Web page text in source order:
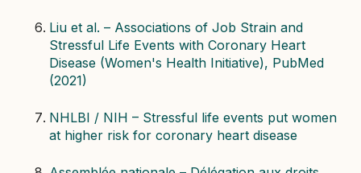
Liu et al. – Associations of Job Strain and
Stressful Life Events with Coronary Heart
Disease (Women's Health Initiative), PubMed
(2021)
NHLBI / NIH – Stressful life events put women
at higher risk for coronary heart disease